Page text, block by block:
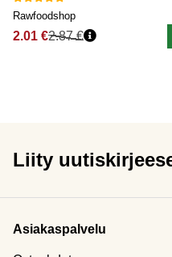
Rawfoodshop
2.01 €2.87 €
Liity
Asiakaspalvelu